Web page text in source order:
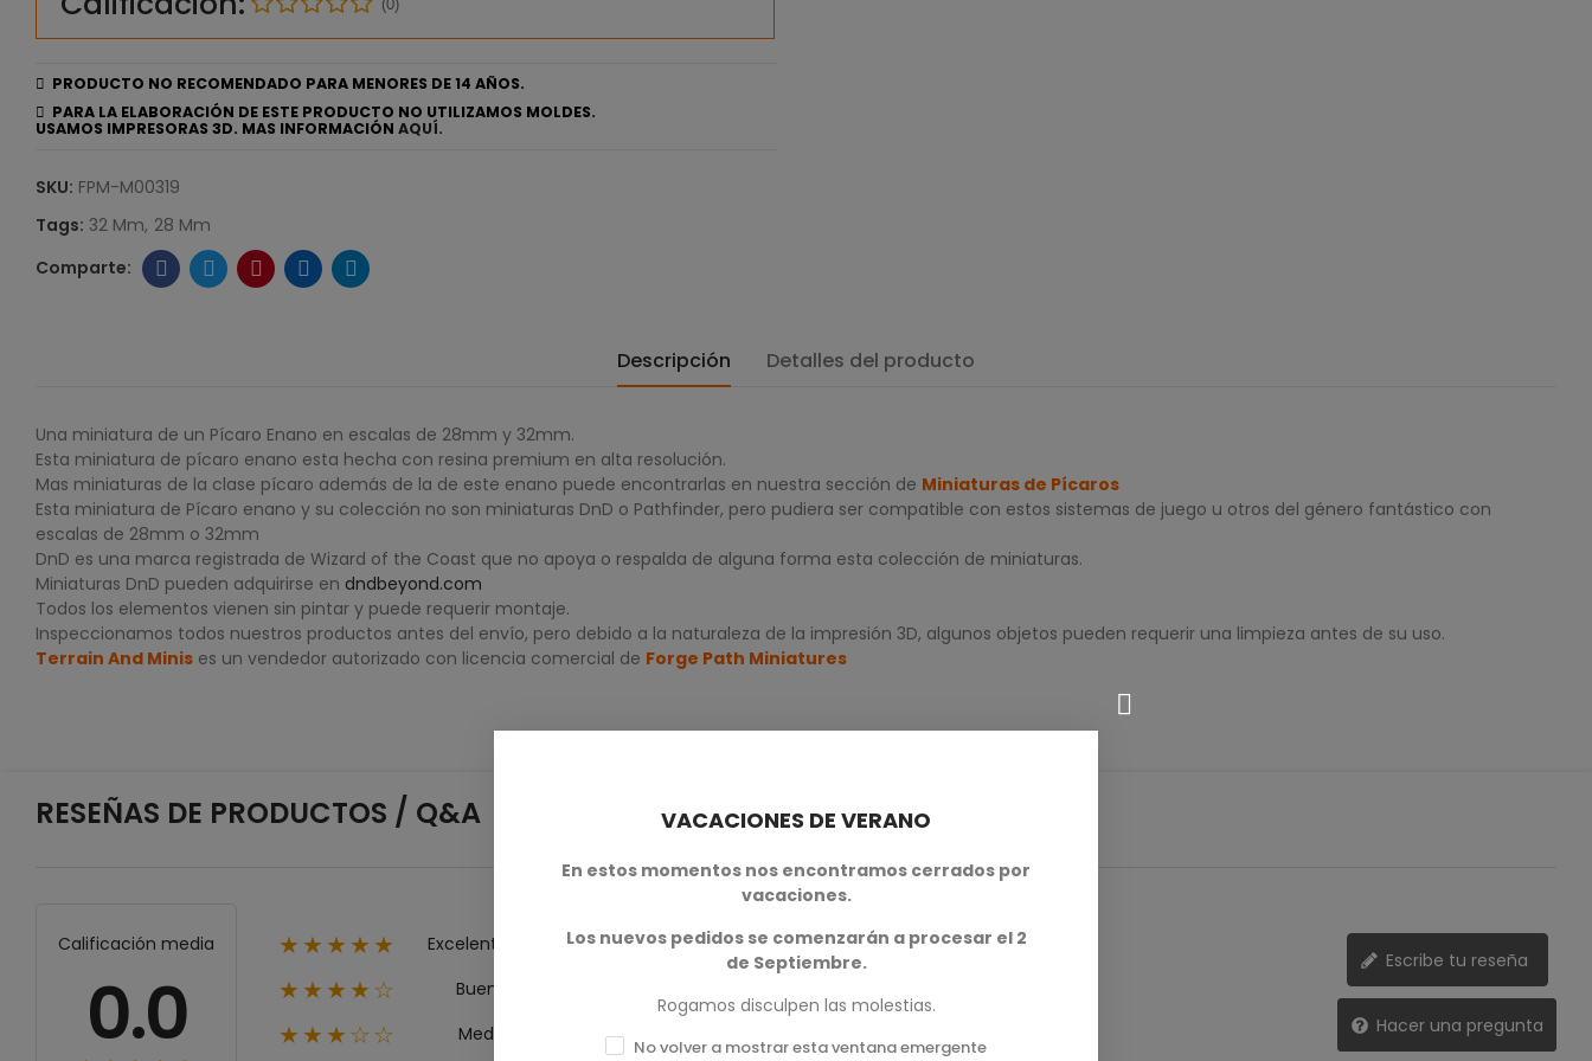
(0)
PRODUCTO NO RECOMENDADO PARA MENORES DE 14 AÑOS.
PARA LA ELABORACIÓN DE ESTE PRODUCTO NO UTILIZAMOS MOLDES.
USAMOS IMPRESORAS 3D. MAS INFORMACIÓN AQUÍ.
SKU: FPM-M00319
Tags: 32 Mm 28 Mm
Descripción Detalles del producto
Una miniatura de un Pícaro Enano en escalas de 28mm y 32mm.
Esta miniatura de pícaro enano esta hecha con resina premium en alta resolución.
Mas miniaturas de la clase pícaro además de la de este enano puede encontrarlas en nuestra sección de Miniaturas de Pícaros
Esta miniatura de Pícaro enano y su colección no son miniaturas DnD o Pathfinder, pero pudiera ser compatible con estos sistemas de juego u otros del género fantástico con
escalas de 28mm o 32mm
DnD es una marca registrada de Wizard of the Coast que no apoya o respalda de alguna forma esta colección de miniaturas.
Miniaturas DnD pueden adquirirse en dndbeyond.com
Todos los elementos vienen sin pintar y puede requerir montaje.
Inspeccionamos todos nuestros productos antes del envío, pero debido a la naturaleza de la impresión 3D, algunos objetos pueden requerir una limpieza antes de su uso.
Terrain And Minis es un vendedor autorizado con licencia comercial de Forge Path Miniatures
RESEÑAS DE PRODUCTOS / Q&A
Calificación media
0.0
★★★★★ Excelente 0
★★★★☆ Bueno
★★★☆☆ Medio
Escribe tu reseña
Hacer una pregunta
VACACIONES DE VERANO
En estos momentos nos encontramos cerrados por
vacaciones.
Los nuevos pedidos se comenzarán a procesar el 2
de Septiembre.
Rogamos disculpen las molestias.
No volver a mostrar esta ventana emergente